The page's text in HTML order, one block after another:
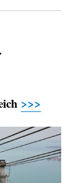
>>>